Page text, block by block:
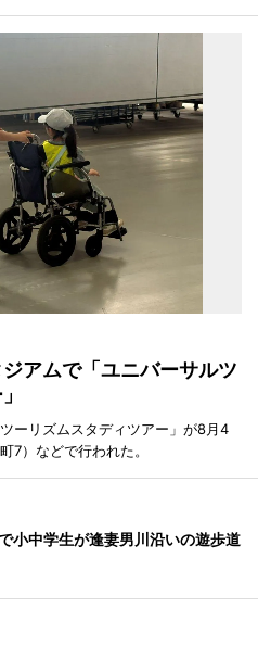
アムで「ユニバーサルツ
ーリズムスタディツアー」が8月4
7）などで行われた。
小中学生が逢妻男川沿いの遊歩道